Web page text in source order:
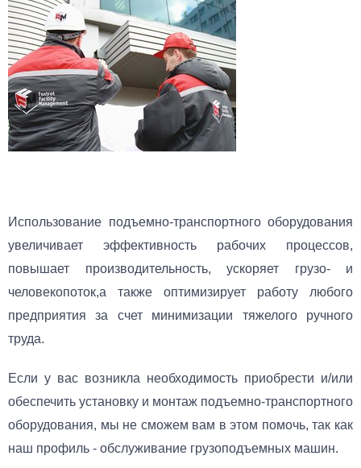
Использование подъемно-транспортного оборудования
увеличивает эффективность рабочих процессов,
повышает производительность, ускоряет грузо- и
человекопоток,а также оптимизирует работу любого
предприятия за счет минимизации тяжелого ручного
труда.
Если у вас возникла необходимость приобрести и/или
обеспечить установку и монтаж подъемно-транспортного
оборудования, мы не сможем вам в этом помочь, так как
наш профиль - обслуживание грузоподъемных машин.